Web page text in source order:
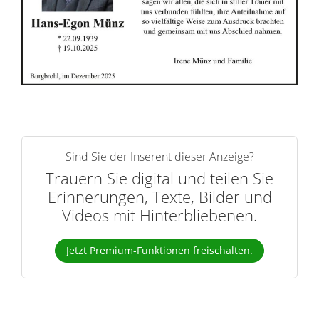
r
n
Sind Sie der Inserent dieser Anzeige?
Trauern Sie digital und teilen Sie
Erinnerungen, Texte, Bilder und
Videos mit Hinterbliebenen.
Jetzt Premium-Funktionen freischalten.